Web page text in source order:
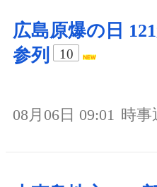
広島原爆の日
参列
10
08月06日 09:01 時事